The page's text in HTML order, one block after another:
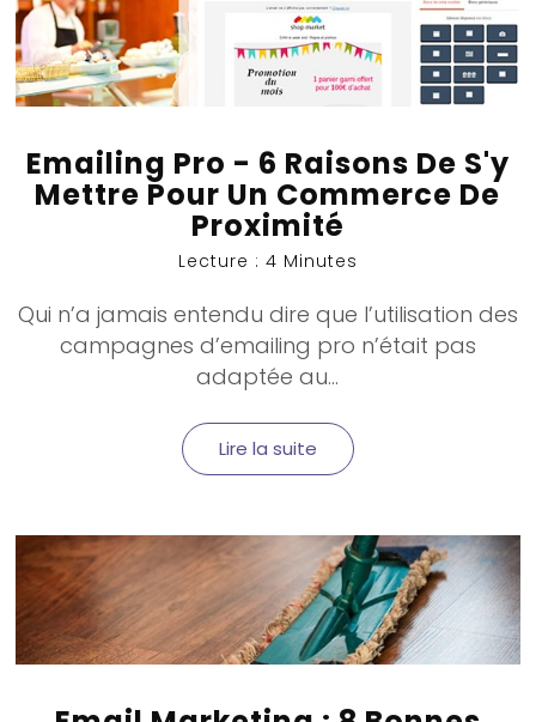
Emailing Pro - 6 Raisons De S'y
Mettre Pour Un Commerce De
Proximité
Lecture : 4 Minutes
Qui n’a jamais entendu dire que l’utilisation des
campagnes d’emailing pro n’était pas
adaptée au...
Lire la suite